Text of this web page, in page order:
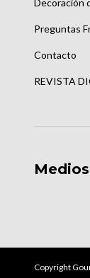
Preguntas
Contacto
REVISTA
Copyright